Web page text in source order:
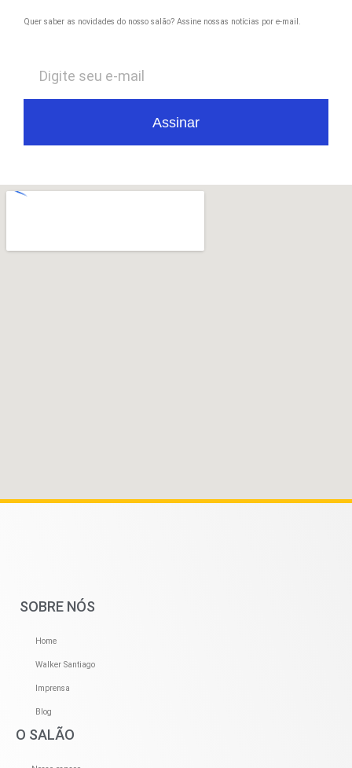
Quer saber as novidades do nosso salão? Assine nossas notícias por e-mail.
Assinar
SOBRE NÓS
Home
Walker Santiago
Imprensa
Blog
O SALÃO